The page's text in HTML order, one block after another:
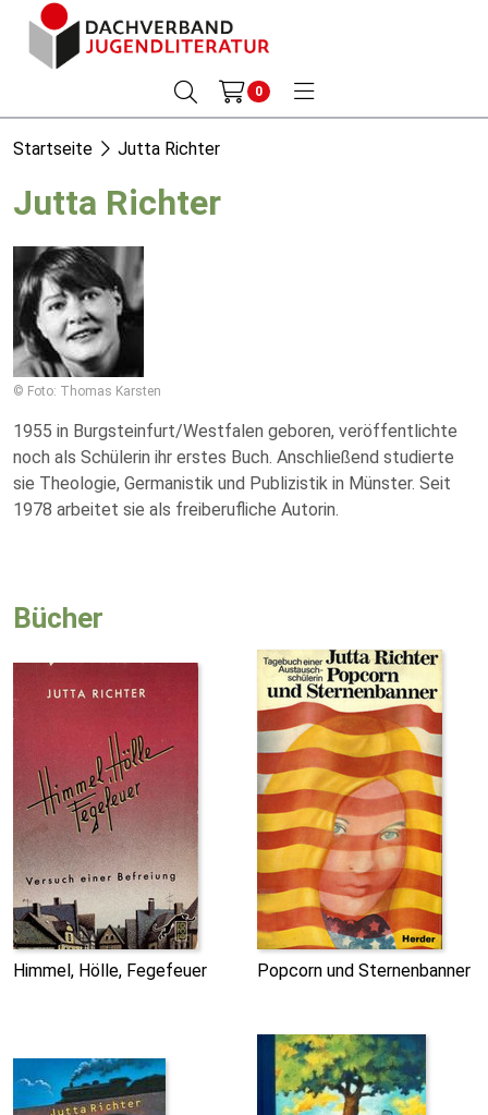
0
Startseite Jutta Richter
Jutta Richter
© Foto: Thomas Karsten
1955 in Burgsteinfurt/Westfalen geboren, veröffentlichte
noch als Schülerin ihr erstes Buch. Anschließend studierte
sie Theologie, Germanistik und Publizistik in Münster. Seit
1978 arbeitet sie als freiberufliche Autorin.
Bücher
Himmel, Hölle, Fegefeuer Popcorn und Sternenbanner